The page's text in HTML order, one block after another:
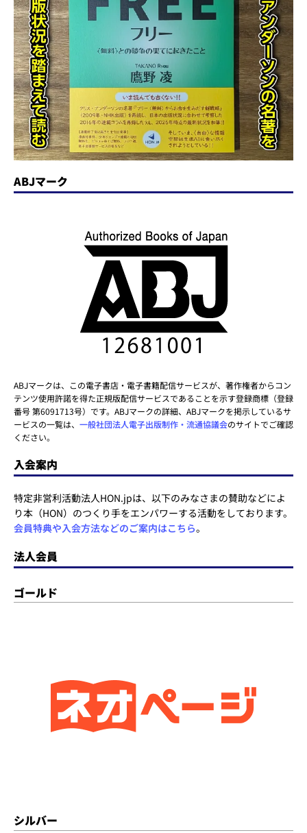
ABJマーク
ABJマークは、この電子書店・電子書籍配信サービスが、著作権者からコン
テンツ使用許諾を得た正規版配信サービスであることを示す登録商標（登録
番号 第6091713号）です。ABJマークの詳細、ABJマークを掲示しているサ
ービスの一覧は、 一般社団法人電子出版制作・流通協議会のサイトでご確認
ください。
入会案内
特定非営利活動法人HON.jpは、以下のみなさまの賛助などによ
り本（HON）のつくり手をエンパワーする活動をしております。
会員特典や入会方法などのご案内はこちら。
法人会員
ゴールド
シルバー